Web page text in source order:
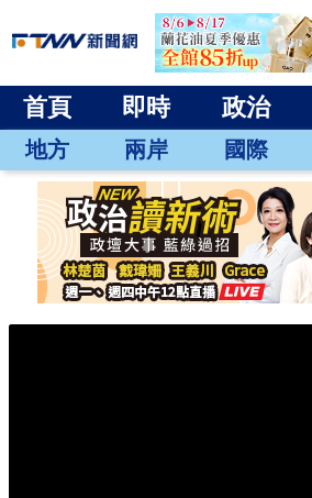
首頁 即時 政治
地方 兩岸 國際